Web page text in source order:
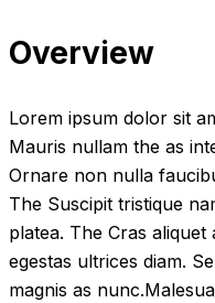
Overview
Lorem ipsum dolor sit
Mauris nullam the as
Ornare non nulla
The Suscipit tristique
platea. The Cras aliquet
egestas ultrices diam.
magnis as